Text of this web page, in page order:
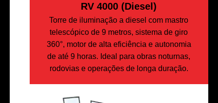
RV 4000 (diesel)
Torre de iluminação a diesel com mastro
telescópico de 9 metros, sistema de giro
360°, motor de alta eficiência e autonomia
de até 9 horas. Ideal para obras noturnas,
rodovias e operações de longa duração.